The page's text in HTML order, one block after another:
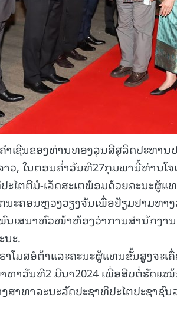
ເຊີນຂອງທ່ານທອງລຸນສີສຸລິດປະທານ
າວ, ໃນຕອນຄ່ຳວັນທີ27ກຸມພານີ້ທ່ານໂ
ະໄຕຕີມໍ-ເລັດສະເຕພ້ອມດ້ວຍຄະນະຜູ້ແ
ະຄອນຫຼວງວຽງຈັນເພື່ອຢ້ຽມຢາມທາ
ນເສນາຫົວໜ້າຫ້ອງວ່າການສຳນັກງາ
ະ.
າໂມສອໍຕ້າແລະຄະນະຜູ້ແທນຂັ້ນສູງຈະ
ຫາວັນທີ2 ມີນາ2024 ເພື່ອສືບຕໍ່ຮັດແ
ສາທາລະນະລັດປະຊາທິປະໄຕປະຊາຊົ